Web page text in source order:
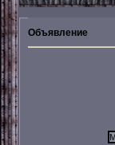
Объявление